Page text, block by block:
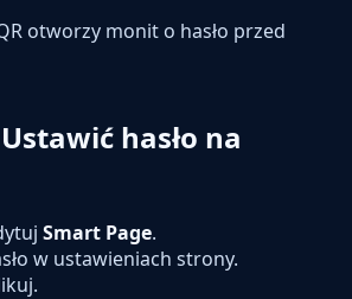
otworzy monit o hasło przed
hasło na
Smart Page.
w ustawieniach strony.